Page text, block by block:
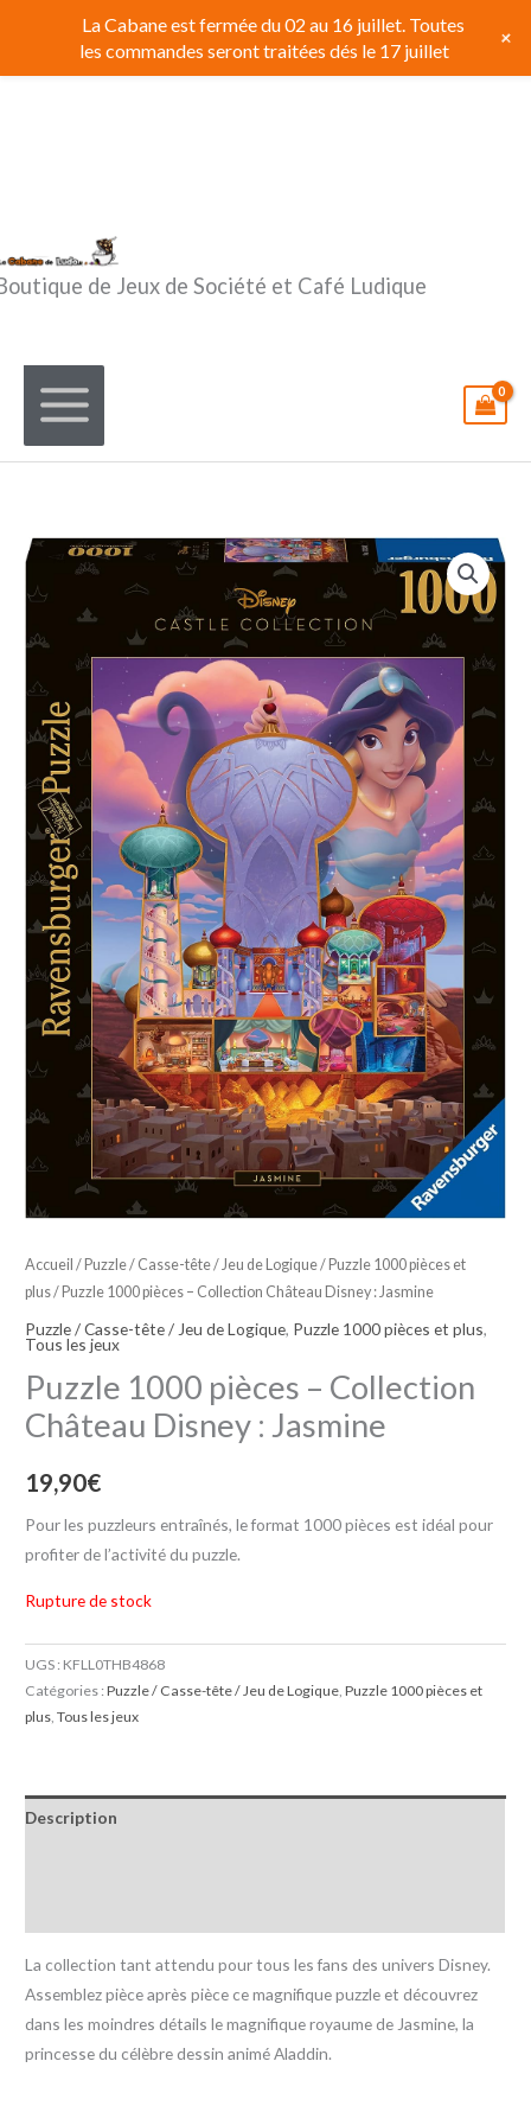
contenu
de Jeux de Société et Café Ludique
Accueil / Puzzle / Casse-tête / Jeu de Logique/ Puzzle 1000 pièces et
plus/ Puzzle 1000 pièces – Collection Château Disney : Jasmine
Puzzle / Casse-tête / Jeu de Logique, Puzzle 1000 pièces et plus,
Tous les jeux
Puzzle 1000 pièces – Collection
Château Disney : Jasmine
19,90€
Pour les puzzleurs entraînés, le format 1000 pièces est idéal pour
profiter de l’activité du puzzle.
Rupture de stock
UGS : KFLL0THB4868
Catégories :Puzzle / Casse-tête / Jeu de Logique,Puzzle 1000 pièces et
plus,Tous les jeux
Description
La collection tant attendu pour tous les fans des univers Disney.
Assemblez pièce après pièce ce magnifique puzzle et découvrez
dans les moindres détails le magnifique royaume de Jasmine, la
princesse du célèbre dessin animé Aladdin.
La Cabane est fermée du 02 au 16 juillet. Toutes
les commandes seront traitées dés le 17 juillet
+